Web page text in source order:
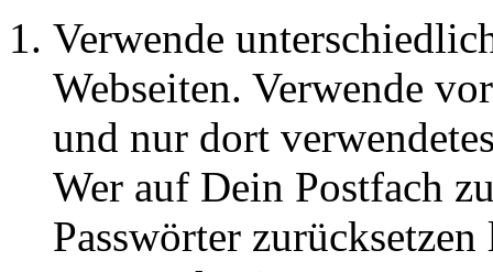
Verwende
Webseiten. Verwende
und nur dort
Wer auf Dein Postfach
Passwörter zurücksetzen